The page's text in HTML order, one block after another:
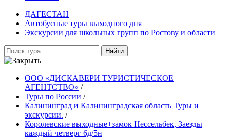
ДАГЕСТАН
Автобусные туры выходного дня
Экскурсии для школьных групп по Ростову и области
Найти
ООО «ДИСКАВЕРИ ТУРИСТИЧЕСКОЕ
АГЕНТСТВО» /
Туры по России /
Калининград и Калининградская область Туры и
экскурсии. /
Королевские выходные+замок Нессельбек, Заезды
каждый четверг 6д/5н